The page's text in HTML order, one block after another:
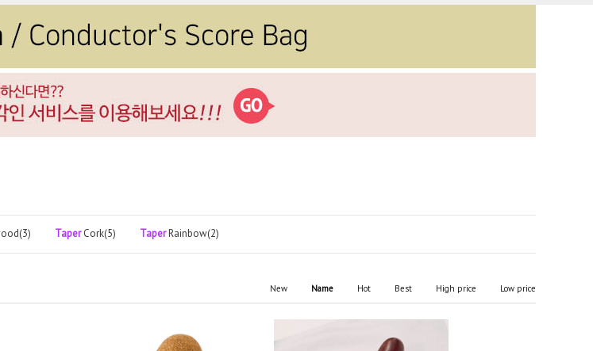
TaperCork(5) TaperRainbow(2)
New Name Hot Best High price Low price